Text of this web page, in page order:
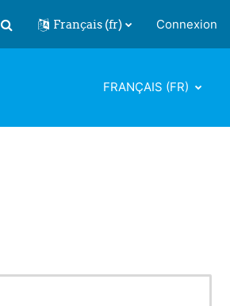
Activer/désactiver la saisie de
Français ‎(fr)‎ Connexion
FRANÇAIS ‎(FR)‎